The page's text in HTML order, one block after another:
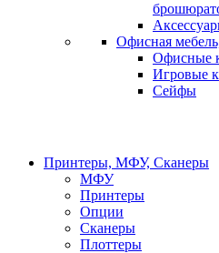
Офисная
Офисные
Игровые
Сейфы
Принтеры, МФУ, Сканеры
МФУ
Принтеры
Опции
Сканеры
Плоттеры